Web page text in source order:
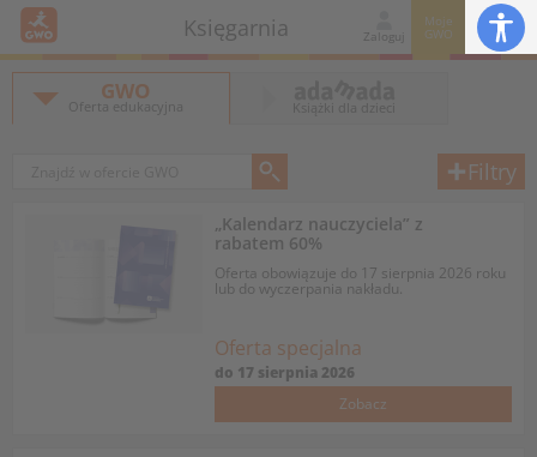
Księgarnia Zaloguj
Moje
GWO
GWO
Oferta edukacyjna Książki dla dzieci
Filtry
„Kalendarz nauczyciela” z
rabatem 60%
Oferta obowiązuje do 17 sierpnia 2026 roku
lub do wyczerpania nakładu.
Oferta specjalna
do 17 sierpnia 2026
Zobacz